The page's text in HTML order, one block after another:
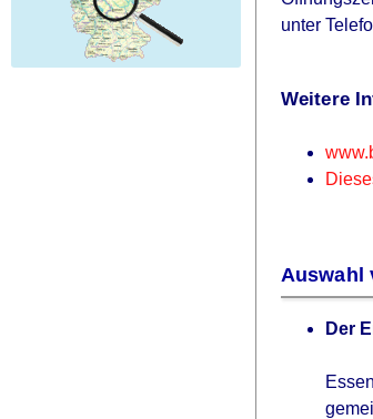
unter
Weitere
Auswahl
Der